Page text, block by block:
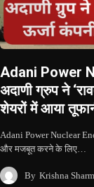
Adani Power
अदाणी ग्रुप ने
शेयरों में आया
Adani Power Nuclear
और मजबूत करने के लिए…
By Krishna